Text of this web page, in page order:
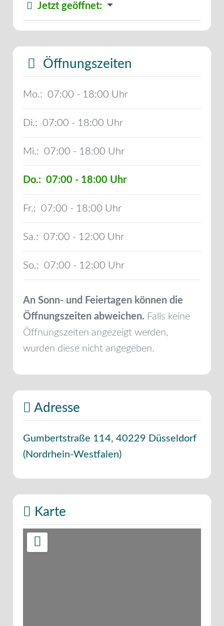
Jetzt geöffnet:
Öffnungszeiten
Mo.: 07:00 - 18:00
Di.: 07:00 - 18:00
Mi.: 07:00 - 18:00
Do.: 07:00 - 18:00
Fr.: 07:00 - 18:00
Sa.: 07:00 - 12:00
So.: 07:00 - 12:00
An Sonn- und Feiertagen können die
Öffnungszeiten abweichen. Falls keine
Öffnungszeiten angezeigt werden,
wurden diese nicht angegeben.
Adresse
Gumbertstraße 114, 40229 Düsseldorf
(Nordrhein-Westfalen)
Karte